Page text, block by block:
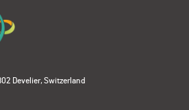
Develier, Switzerland